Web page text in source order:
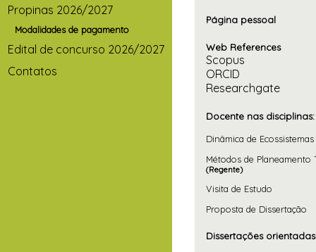
Propinas 2026/2027
Modalidades de pagamento
Edital de concurso 2026/2027
Contatos
Página pessoal
Web References
Scopus
ORCID
Researchgate
Docente nas disciplinas:
Dinâmica de Ecossistemas
Métodos de Planeamento
(Regente)
Visita de Estudo
Proposta de Dissertação
Dissertações